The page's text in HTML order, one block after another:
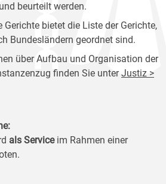
beurteilt werden.
Gerichte bietet die Liste der Gerichte,
Bundesländern geordnet sind.
über Aufbau und Organisation der
finden Sie unterJustiz >
als Serviceim Rahmen einer